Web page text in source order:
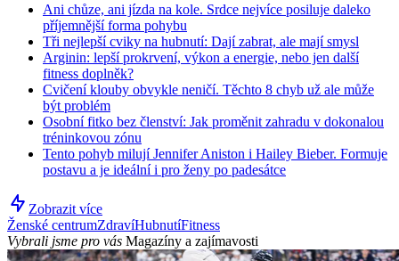
Ani chůze, ani jízda na kole. Srdce nejvíce posiluje daleko
příjemnější forma pohybu
Tři nejlepší cviky na hubnutí: Dají zabrat, ale mají smysl
Arginin: lepší prokrvení, výkon a energie, nebo jen další
fitness doplněk?
Cvičení klouby obvykle neničí. Těchto 8 chyb už ale může
být problém
Osobní fitko bez členství: Jak proměnit zahradu v dokonalou
tréninkovou zónu
Tento pohyb milují Jennifer Aniston i Hailey Bieber. Formuje
postavu a je ideální i pro ženy po padesátce
Zobrazit více
Ženské centrumZdravíHubnutíFitness
Vybrali jsme pro vás Magazíny a zajímavosti